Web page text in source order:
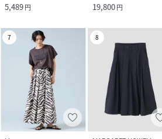
5,489円 19,800円
7 8